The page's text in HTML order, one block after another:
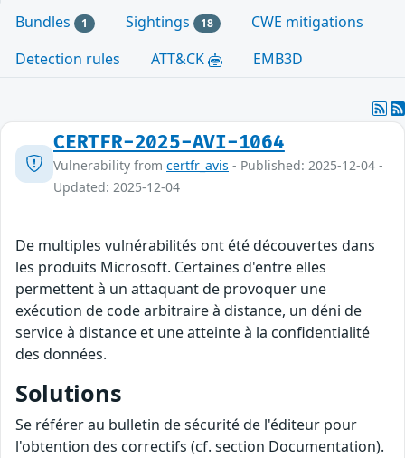
Bundles 1 Sightings 18
CWE mitigations
Detection rules
ATT&CK EMB3D
CERTFR-2025-AVI-1064
Vulnerability from certfr_avis - Published: 2025-12-04 -
Updated: 2025-12-04
De multiples vulnérabilités ont été découvertes dans
les produits Microsoft. Certaines d'entre elles
permettent à un attaquant de provoquer une
exécution de code arbitraire à distance, un déni de
service à distance et une atteinte à la confidentialité
des données.
Solutions
Se référer au bulletin de sécurité de l'éditeur pour
l'obtention des correctifs (cf. section Documentation).